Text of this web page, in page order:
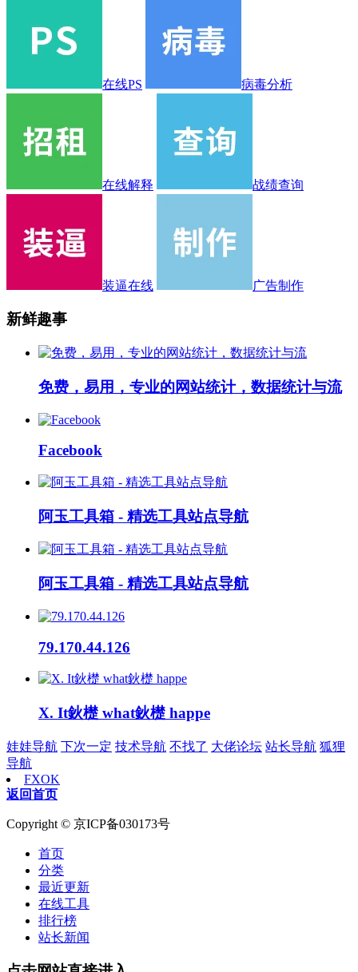
在线PS 病毒分析
在线解释 战绩查询
装逼在线 广告制作
新鲜趣事
免费，易用，专业的网站统计，数据统计与流
Facebook
阿玉工具箱 - 精选工具站点导航
阿玉工具箱 - 精选工具站点导航
79.170.44.126
X. It鈥檚 what鈥檚 happe
娃娃导航 下次一定 技术导航 不找了 大佬论坛 站长导航 狐狸
导航
FXOK
返回首页
Copyright © 京ICP备030173号
首页
分类
最近更新
在线工具
排行榜
站长新闻